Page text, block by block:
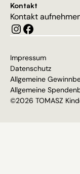
Kontakt
Kontakt
©2026 TOMASZ
Impressum
Datenschutz
Allgemeine
Allgemeine